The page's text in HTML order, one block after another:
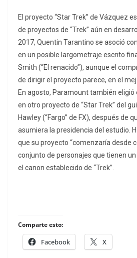
El proyecto “Star Trek” de Vázquez
de proyectos de “Trek” aún en
2017, Quentin Tarantino se asoció
en un posible largometraje escrito
Smith (“El renacido”), aunque el
de dirigir el proyecto parece, en el
En agosto, Paramount también
en otro proyecto de “Star Trek” del
Hawley (“Fargo” de FX), después de
asumiera la presidencia del estudio.
que su proyecto “comenzaría desde
conjunto de personajes que tienen
el canon establecido de “Trek”.
Comparte esto:
Facebook X